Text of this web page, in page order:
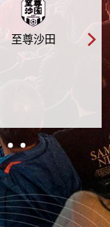
至尊沙田